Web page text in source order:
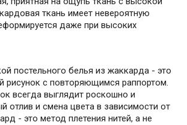
ткань имеет невероятную
даже при высоких
постельного белья из жаккарда - это
рисунок с повторяющимся раппортом.
всегда выглядит роскошно и
отлив и смена цвета в зависимости от
- это метод плетения нитей, а не